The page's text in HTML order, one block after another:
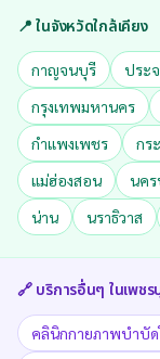
📍 ในจังหวัดใกล้เคียง
กาญจนบุรี ประ
กรุงเทพมหานคร
กำแพงเพชร
กร
แม่ฮ่องสอน
นค
น่าน
นราธิวาส
🔗 บริการอื่นๆ ในเพชร
คลินิกกายภาพบำบั